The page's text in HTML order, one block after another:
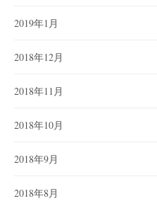
2019年1月
2018年12月
2018年11月
2018年10月
2018年9月
2018年8月